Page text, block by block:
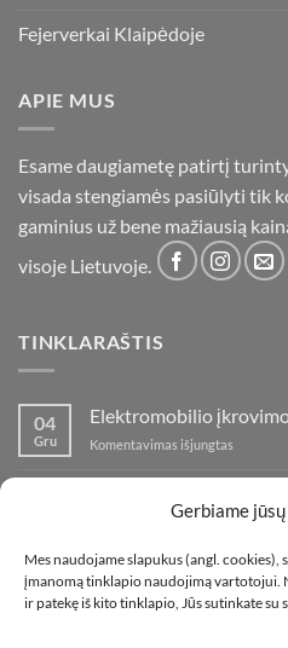
Gerbiame
Mes naudojame slapukus (angl.
įmanomą tinklapio naudojimą vartotojui.
ir patekę iš kito tinklapio, Jūs sutinkate su
Fejerverkai Klaipėdoje
APIE MUS
Esame daugiametę patirtį
visada stengiamės pasiūlyti tik
gaminius už bene mažiausią
visoje Lietuvoje.
TINKLARAŠTIS
04
Gru
Elektromobilio
Komentavimas išjungtas
prieiga
įraše
01
Lap
Kaip fotografuoti
Komentavimas išjungtasįraše